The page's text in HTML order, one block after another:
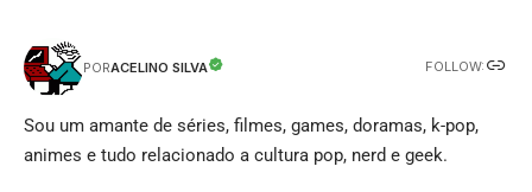
PORACELINO SILVA FOLLOW:
Sou um amante de séries, filmes, games, doramas, k-pop,
animes e tudo relacionado a cultura pop, nerd e geek.